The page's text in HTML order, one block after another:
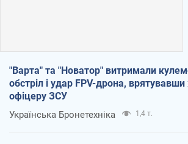
"Варта" та "Новатор" витримали
обстріл і удар FPV-дрона,
офіцеру ЗСУ
Українська Бронетехніка 1,4 т.